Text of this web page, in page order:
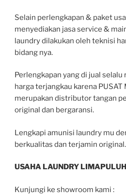
Selain perlengkapan & paket
menyediakan jasa service &
laundry dilakukan oleh teknisi
bidang nya.
Perlengkapan yang di jual selalu
harga terjangkau karena PUSAT
merupakan distributor tangan
original dan bergaransi.
Lengkapi amunisi laundry mu
berkualitas dan terjamin original.
USAHA LAUNDRY
Kunjungi ke showroom kami :